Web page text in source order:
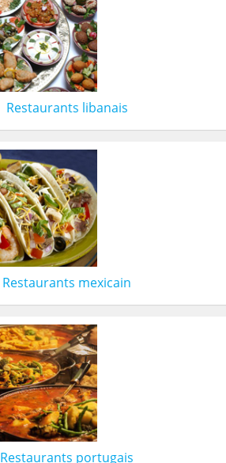
Restaurants libanais
Restaurants mexicain
Restaurants portugais